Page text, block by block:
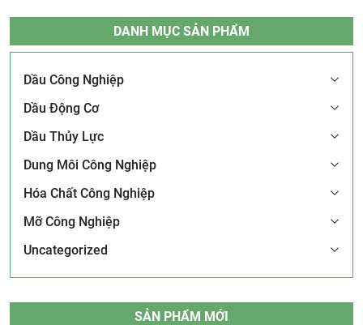
DANH MỤC SẢN PHẨM
Dầu Công Nghiệp
Dầu Động Cơ
Dầu Thủy Lực
Dung Môi Công Nghiệp
Hóa Chất Công Nghiệp
Mỡ Công Nghiệp
Uncategorized
SẢN PHẨM MỚI